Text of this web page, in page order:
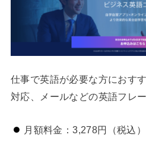
仕事で英語が必要な方におす
対応、メールなどの英語フレ
月額料金：3,278円（税込）